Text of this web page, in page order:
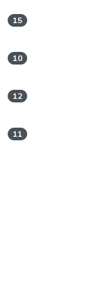
15
10
12
11